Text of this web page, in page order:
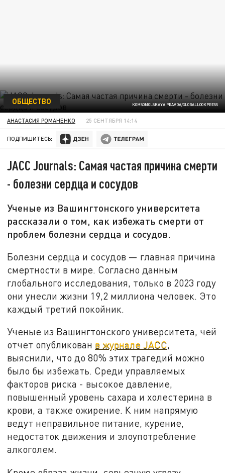
KOMSOMOLSKAYA PRAVDA/GLOBALLOOKPRESS
ОБЩЕСТВО
АНАСТАСИЯ РОМАНЕНКО 25 СЕНТЯБРЯ 14:14
ПОДПИШИТЕСЬ:
JACC Journals: Самая частая причина смерти
- болезни сердца и сосудов
Ученые из Вашингтонского университета
рассказали о том, как избежать смерти от
проблем болезни сердца и сосудов.
Болезни сердца и сосудов — главная причина
смертности в мире. Согласно данным
глобального исследования, только в 2023 году
они унесли жизни 19,2 миллиона человек. Это
каждый третий покойник.
Ученые из Вашингтонского университета, чей
отчет опубликован в журнале JACC,
выяснили, что до 80% этих трагедий можно
было бы избежать. Среди управляемых
факторов риска - высокое давление,
повышенный уровень сахара и холестерина в
крови, а также ожирение. К ним напрямую
ведут неправильное питание, курение,
недостаток движения и злоупотребление
алкоголем.